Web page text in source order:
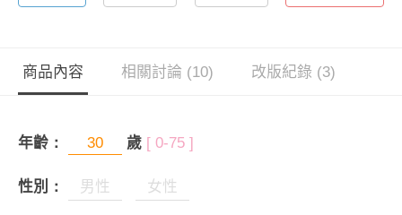
商品內容 相關討論 (10) 改版紀錄 (3)
年齡： 歲 [ 0-75 ]
性別： 男性 女性